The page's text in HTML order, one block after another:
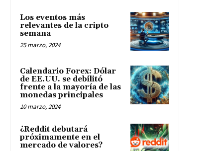
Los eventos más
relevantes de la cripto
semana
25 marzo, 2024
Calendario Forex: Dólar
de EE.UU. se debilitó
frente a la mayoría de las
monedas principales
10 marzo, 2024
¿Reddit debutará
próximamente en el
mercado de valores?